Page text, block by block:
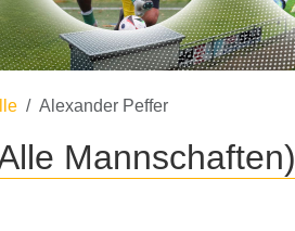
Alexander Peffer
Mannschaften)